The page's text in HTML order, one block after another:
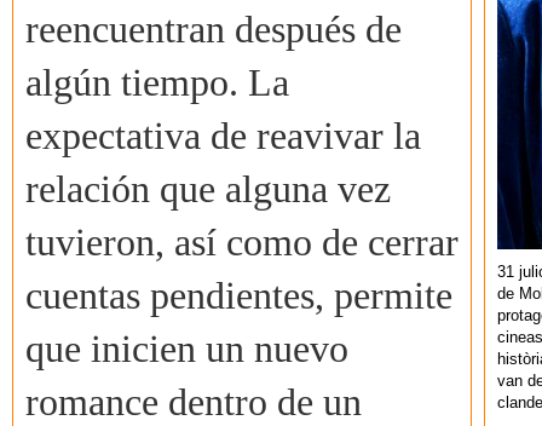
reencuentran después de
algún tiempo. La
expectativa de reavivar la
relación que alguna vez
tuvieron, así como de cerrar
cuentas pendientes, permite
que inicien un nuevo
romance dentro de un
31
de
van